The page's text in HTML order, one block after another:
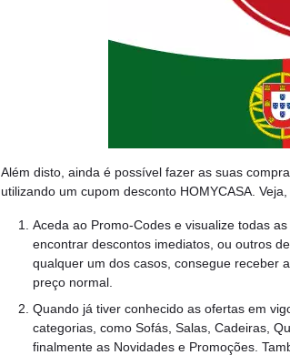
Além disto, ainda é possível fazer as suas
utilizando um cupom desconto HOMYCASA.
Aceda ao Promo-Codes e visualize todas
encontrar descontos imediatos, ou outros
qualquer um dos casos, consegue receber
preço normal.
Quando já tiver conhecido as ofertas em
categorias, como Sofás, Salas, Cadeiras,
finalmente as Novidades e Promoções.